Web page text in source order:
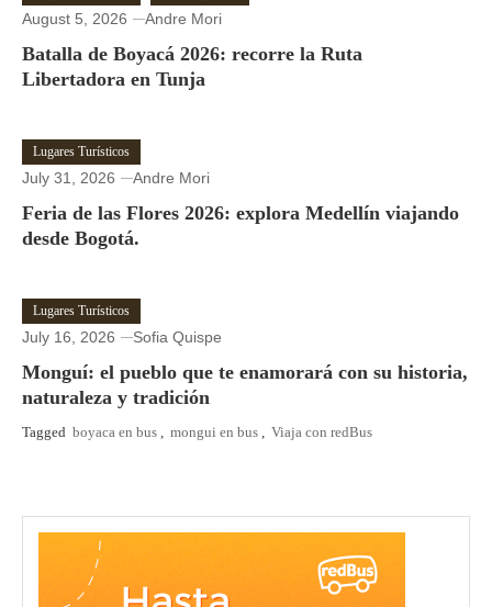
August 5, 2026 Andre Mori
Batalla de Boyacá 2026: recorre la Ruta
Libertadora en Tunja
Lugares Turísticos
July 31, 2026 Andre Mori
Feria de las Flores 2026: explora Medellín viajando
desde Bogotá.
Lugares Turísticos
July 16, 2026 Sofia Quispe
Monguí: el pueblo que te enamorará con su historia,
naturaleza y tradición
Tagged boyaca en bus , mongui en bus , Viaja con redBus